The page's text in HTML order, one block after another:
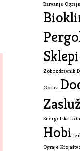
Barvanje Ograje
Sklepi
Zobozdravnik
Gorica
Energetska
Hobi
Ograje